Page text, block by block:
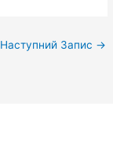
Наступний Запис →